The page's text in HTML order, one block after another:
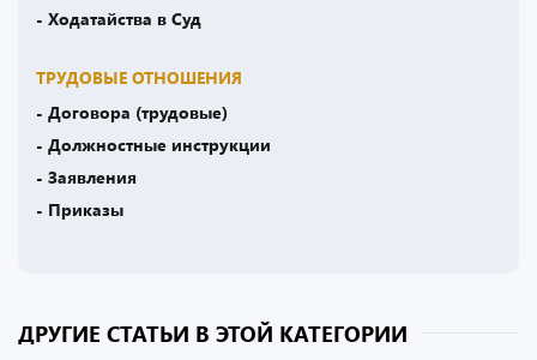
- Ходатайства в Суд
ТРУДОВЫЕ ОТНОШЕНИЯ
- Договора (трудовые)
- Должностные инструкции
- Заявления
- Приказы
ДРУГИЕ СТАТЬИ В ЭТОЙ КАТЕГОРИИ